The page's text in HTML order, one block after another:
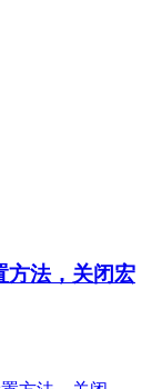
方法，关闭宏